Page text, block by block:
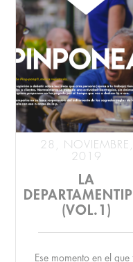
2020 :)
Ilustración: @4tcon...
28, NOVIEMBRE,
2019
LA
(VOL.1)
Ese momento en el que